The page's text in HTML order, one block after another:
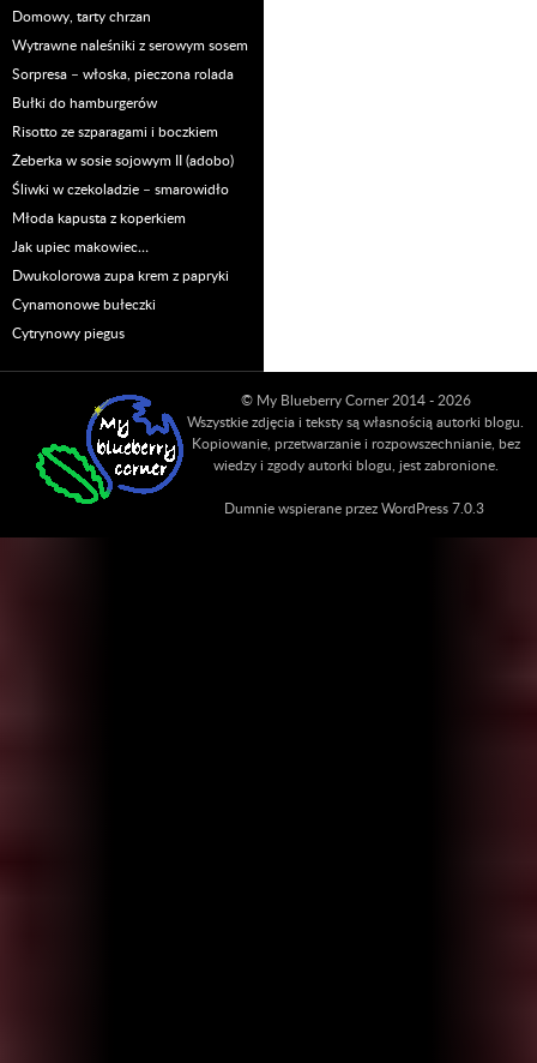
Domowy, tarty chrzan
Wytrawne naleśniki z serowym sosem
Sorpresa – włoska, pieczona rolada
Bułki do hamburgerów
Risotto ze szparagami i boczkiem
Żeberka w sosie sojowym II (adobo)
Śliwki w czekoladzie – smarowidło
Młoda kapusta z koperkiem
Jak upiec makowiec…
Dwukolorowa zupa krem z papryki
Cynamonowe bułeczki
Cytrynowy piegus
© My Blueberry Corner 2014 - 2026
Wszystkie zdjęcia i teksty są własnością autorki blogu.
Kopiowanie, przetwarzanie i rozpowszechnianie, bez
wiedzy i zgody autorki blogu, jest zabronione.
Dumnie wspierane przez WordPress 7.0.3